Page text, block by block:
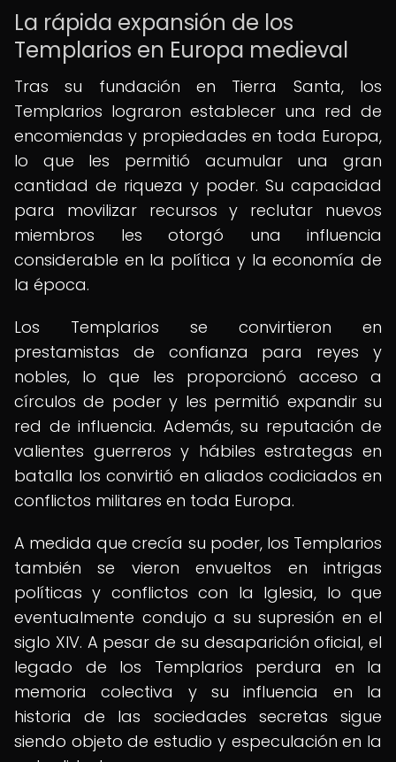
La rápida expansión de los
Templarios en Europa medieval
Tras su fundación en Tierra Santa, los
Templarios lograron establecer una red de
encomiendas y propiedades en toda Europa,
lo que les permitió acumular una gran
cantidad de riqueza y poder. Su capacidad
para movilizar recursos y reclutar nuevos
miembros les otorgó una influencia
considerable en la política y la economía de
la época.
Los Templarios se convirtieron en
prestamistas de confianza para reyes y
nobles, lo que les proporcionó acceso a
círculos de poder y les permitió expandir su
red de influencia. Además, su reputación de
valientes guerreros y hábiles estrategas en
batalla los convirtió en aliados codiciados en
conflictos militares en toda Europa.
A medida que crecía su poder, los Templarios
también se vieron envueltos en intrigas
políticas y conflictos con la Iglesia, lo que
eventualmente condujo a su supresión en el
siglo XIV. A pesar de su desaparición oficial, el
legado de los Templarios perdura en la
memoria colectiva y su influencia en la
historia de las sociedades secretas sigue
siendo objeto de estudio y especulación en la